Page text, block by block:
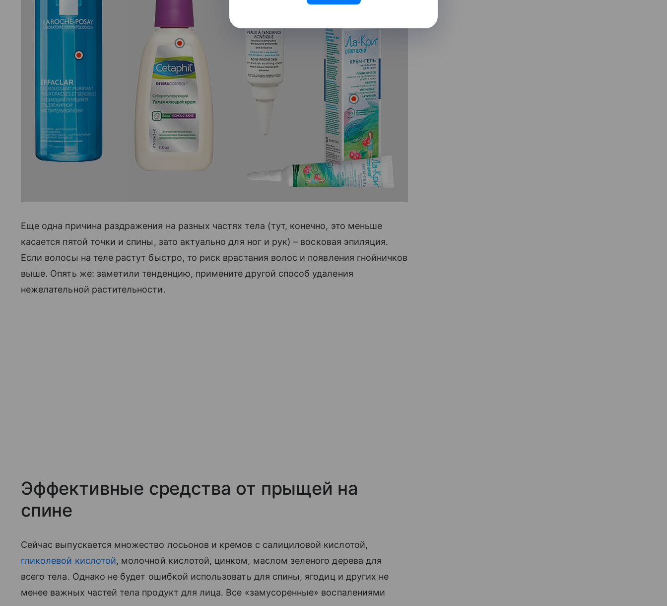
Еще одна причина раздражения на разных частях тела (тут, конечно, это меньше
касается пятой точки и спины, зато актуально для ног и рук) – восковая эпиляция.
Если волосы на теле растут быстро, то риск врастания волос и появления гнойничков
выше. Опять же: заметили тенденцию, примените другой способ удаления
нежелательной растительности.
Эффективные средства от прыщей на
спине
Сейчас выпускается множество лосьонов и кремов с салициловой кислотой,
гликолевой кислотой, молочной кислотой, цинком, маслом зеленого дерева для
всего тела. Однако не будет ошибкой использовать для спины, ягодиц и других не
менее важных частей тела продукт для лица. Все «замусоренные» воспалениями